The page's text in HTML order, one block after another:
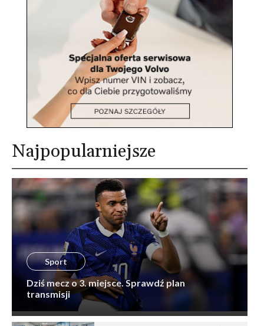
Najpopularniejsze
Sport
Dziś mecz o 3. miejsce. Sprawdź plan
transmisji